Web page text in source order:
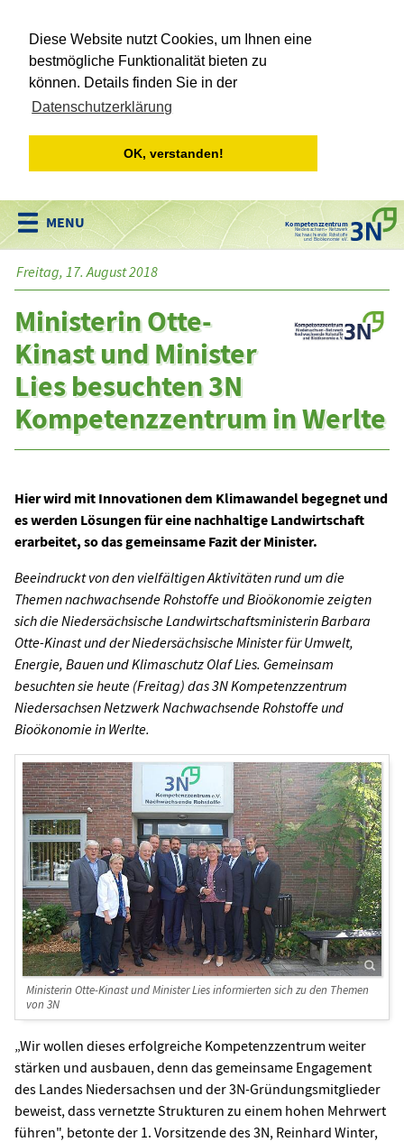
Diese Website nutzt Cookies, um Ihnen eine
bestmögliche Funktionalität bieten zu
können. Details finden Sie in der
Datenschutzerklärung
OK, verstanden!
Kompetenzzentrum
Niedersachsen • Netzwerk
Nachwachsende Rohstoffe
und Bioökonomie e.V.
Freitag, 17. August 2018
Ministerin Otte-
Kinast und Minister
Lies besuchten 3N
Kompetenzzentrum in Werlte
Hier wird mit Innovationen dem Klimawandel begegnet und
es werden Lösungen für eine nachhaltige Landwirtschaft
erarbeitet, so das gemeinsame Fazit der Minister.
Beeindruckt von den vielfältigen Aktivitäten rund um die
Themen nachwachsende Rohstoffe und Bioökonomie zeigten
sich die Niedersächsische Landwirtschaftsministerin Barbara
Otte-Kinast und der Niedersächsische Minister für Umwelt,
Energie, Bauen und Klimaschutz Olaf Lies. Gemeinsam
besuchten sie heute (Freitag) das 3N Kompetenzzentrum
Niedersachsen Netzwerk Nachwachsende Rohstoffe und
Bioökonomie in Werlte.
Ministerin Otte-Kinast und Minister Lies informierten sich zu den Themen
von 3N
„Wir wollen dieses erfolgreiche Kompetenzzentrum weiter
stärken und ausbauen, denn das gemeinsame Engagement
des Landes Niedersachsen und der 3N-Gründungsmitglieder
beweist, dass vernetzte Strukturen zu einem hohen Mehrwert
führen", betonte der 1. Vorsitzende des 3N, Reinhard Winter,